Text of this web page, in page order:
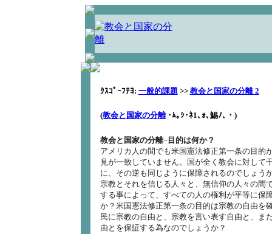
ｸｽｺﾟｰﾌﾃﾖ: 一般的課題 >> 教会と国家の分離 2
(教会と国家の分離･ﾑ｡ｼ･ﾈ1､ｫ､鯣ﾉ､・ )
教会と国家の分離−目的は何か？
アメリカ人の間でも米国憲法修正第一条の目的
見が一致していません。国が全く教会に対して
に、その逆も同じように保障されるのでしょう
宗教とそれを信じる人々と、無信仰の人々の間
する事によって、すべての人の権利が平等に保
か？米国憲法修正第一条の目的は宗教の自由を
民に宗教の自由と、宗教を言い表す自由と、ま
由とを保証する為なのでしょうか？